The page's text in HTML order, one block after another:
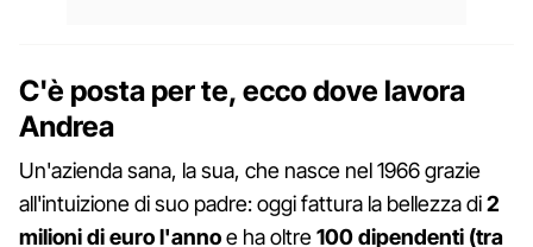
C'è posta per te, ecco dove lavora
Andrea
Un'azienda sana, la sua, che nasce nel 1966 grazie
all'intuizione di suo padre: oggi fattura la bellezza di2
milioni di euro l'annoe ha oltre100 dipendenti (tra